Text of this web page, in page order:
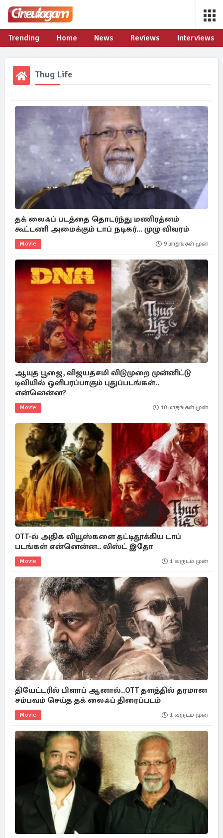
Trending Home News Reviews Interviews
Thug Life
தக் லைஃப் படத்தை தொடர்ந்து மணிரத்னம்
கூட்டணி அமைக்கும் டாப் நடிகர்... முழு விவரம்
Movie 9 மாதங்கள் முன்
ஆயுத பூஜை, விஜயதசமி விடுமுறை முன்னிட்டு
டிவியில் ஒளிபரப்பாகும் புதுப்படங்கள்..
என்னென்ன?
Movie 10 மாதங்கள் முன்
OTT-ல் அதிக வியூஸ்களை தட்டிதூக்கிய டாப்
படங்கள் என்னென்ன.. லிஸ்ட் இதோ
Movie 1 வருடம் முன்
தியேட்டரில் பிளாப் ஆனால்..OTT தளத்தில் தரமான
சம்பவம் செய்த தக் லைஃப் திரைப்படம்
Movie 1 வருடம் முன்